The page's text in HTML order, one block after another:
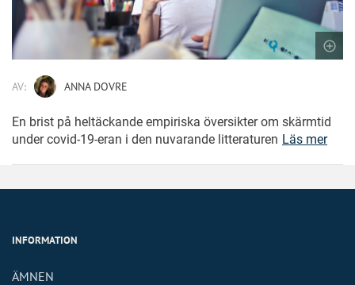
AV: ANNA DOVRE
En brist på heltäckande empiriska översikter om skärmtid
under covid-19-eran i den nuvarande litteraturen Läs mer
INFORMATION
ÄMNEN